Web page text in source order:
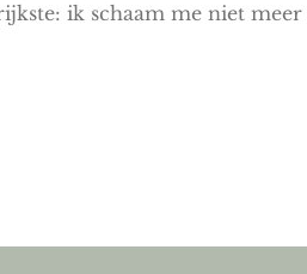
ik schaam me niet